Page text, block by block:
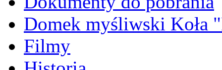
Domek myśliwski Koła
Filmy